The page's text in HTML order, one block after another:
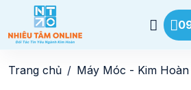
Trang chủ Máy Móc - Kim Hoàn